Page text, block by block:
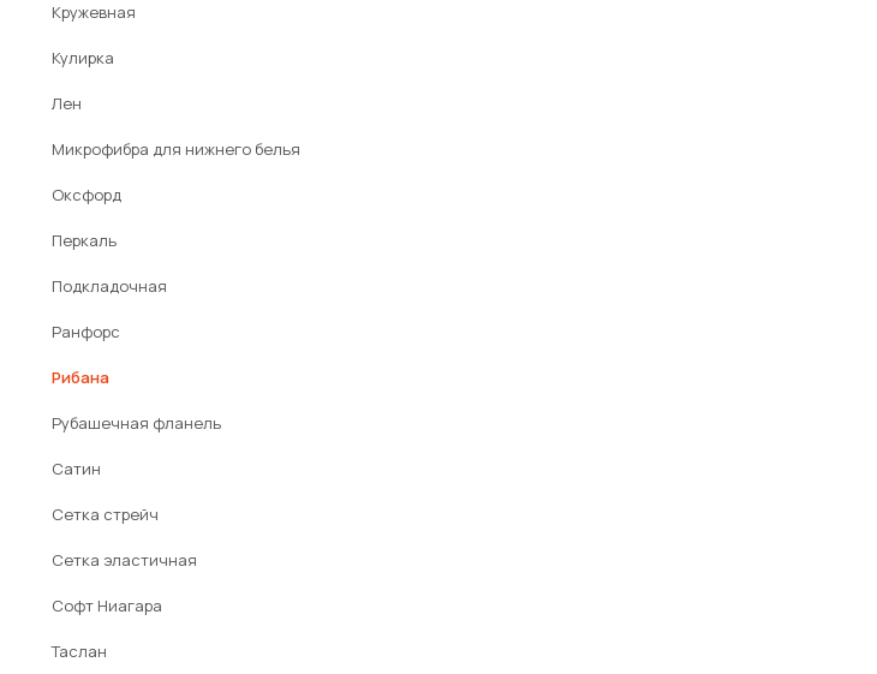
Кружевная
Кулирка
Лен
Микрофибра для нижнего белья
Оксфорд
Перкаль
Подкладочная
Ранфорс
Рибана
Рубашечная фланель
Сатин
Сетка стрейч
Сетка эластичная
Софт Ниагара
Таслан